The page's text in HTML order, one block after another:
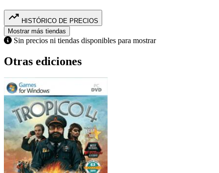
trending_up HISTÓRICO DE PRECIOS
Mostrar más tiendas
Sin precios ni tiendas disponibles para mostrar
Otras ediciones